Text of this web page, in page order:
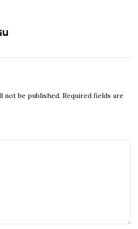
not be published. Required fields are